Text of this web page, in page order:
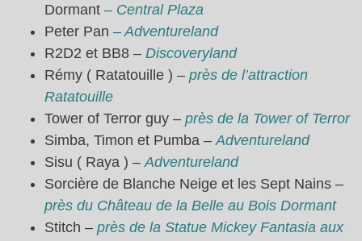
Dormant – Central Plaza
Peter Pan – Adventureland
R2D2 et BB8 – Discoveryland
Rémy ( Ratatouille ) – près de l’attraction
Ratatouille
Tower of Terror guy – près de la Tower of Terror
Simba, Timon et Pumba – Adventureland
Sisu ( Raya ) – Adventureland
Sorcière de Blanche Neige et les Sept Nains –
près du Château de la Belle au Bois Dormant
Stitch – près de la Statue Mickey Fantasia aux